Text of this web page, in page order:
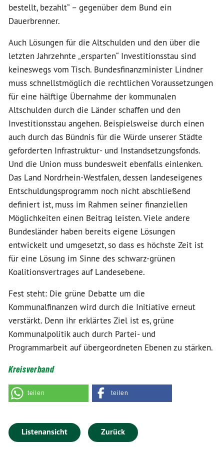
bestellt, bezahlt“ – gegenüber dem Bund ein
Dauerbrenner.
Auch Lösungen für die Altschulden und den über die
letzten Jahrzehnte „ersparten“ Investitionsstau sind
keineswegs vom Tisch. Bundesfinanzminister Lindner
muss schnellstmöglich die rechtlichen Voraussetzungen
für eine hälftige Übernahme der kommunalen
Altschulden durch die Länder schaffen und den
Investitionsstau angehen. Beispielsweise durch einen
auch durch das Bündnis für die Würde unserer Städte
geforderten Infrastruktur- und Instandsetzungsfonds.
Und die Union muss bundesweit ebenfalls einlenken.
Das Land Nordrhein-Westfalen, dessen landeseigenes
Entschuldungsprogramm noch nicht abschließend
definiert ist, muss im Rahmen seiner finanziellen
Möglichkeiten einen Beitrag leisten. Viele andere
Bundesländer haben bereits eigene Lösungen
entwickelt und umgesetzt, so dass es höchste Zeit ist
für eine Lösung im Sinne des schwarz-grünen
Koalitionsvertrages auf Landesebene.
Fest steht: Die grüne Debatte um die
Kommunalfinanzen wird durch die Initiative erneut
verstärkt. Denn ihr erklärtes Ziel ist es, grüne
Kommunalpolitik auch durch Partei- und
Programmarbeit auf übergeordneten Ebenen zu stärken.
Kreisverband
teilen teilen
Listenansicht Zurück